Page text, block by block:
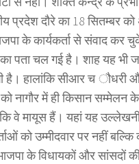
प्रदेश दौरे का 18 सितम्बर
के कार्यकर्ता से संवाद कर
पता चल गई है। शाह यह भी
है। हालांकि सीआर च
नागौर में ही किसान सम्मेलन
वे मायूस हैं। यहां यह
को उम्मीदवार पर नहीं
के विधायकों और सांसदों